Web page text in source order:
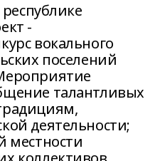
-
вокального
поселений
талантливых
деятельности;
местности